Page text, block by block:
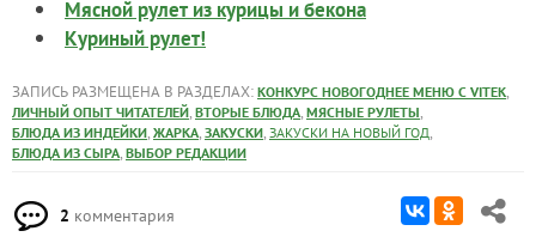
Мясной рулет из курицы и бекона
Куриный рулет!
ЗАПИСЬ РАЗМЕЩЕНА В РАЗДЕЛАХ: КОНКУРС НОВОГОДНЕЕ МЕНЮ С VITEK,
ЛИЧНЫЙ ОПЫТ ЧИТАТЕЛЕЙ, ВТОРЫЕ БЛЮДА, МЯСНЫЕ РУЛЕТЫ,
БЛЮДА ИЗ ИНДЕЙКИ, ЖАРКА, ЗАКУСКИ, ЗАКУСКИ НА НОВЫЙ ГОД,
БЛЮДА ИЗ СЫРА, ВЫБОР РЕДАКЦИИ
2 комментария